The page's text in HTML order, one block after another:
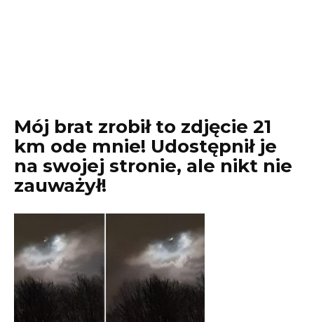
Mój brat zrobił to zdjęcie 21
km ode mnie! Udostępnił je
na swojej stronie, ale nikt nie
zauważył!